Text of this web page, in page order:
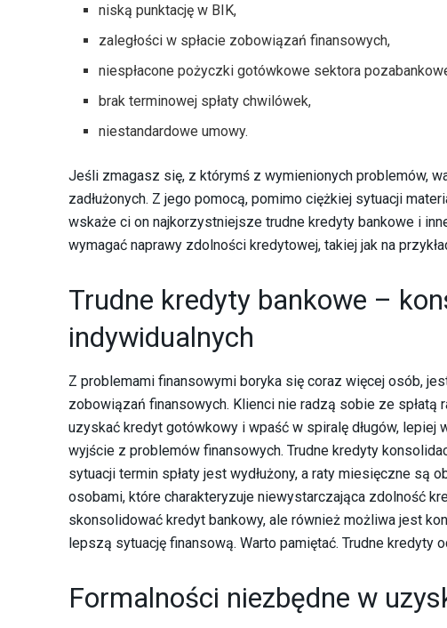
niską punktację w BIK,
zaległości w spłacie zobowiązań finansowych,
niespłacone pożyczki gotówkowe sektora
brak terminowej spłaty chwilówek,
niestandardowe umowy.
Jeśli zmagasz się, z którymś z wymienionych problemów,
zadłużonych. Z jego pomocą, pomimo ciężkiej sytuacji
wskaże ci on najkorzystniejsze trudne kredyty bankowe i
wymagać naprawy zdolności kredytowej, takiej jak na
Trudne kredyty bankowe –
indywidualnych
Z problemami finansowymi boryka się coraz więcej osób,
zobowiązań finansowych. Klienci nie radzą sobie ze
uzyskać kredyt gotówkowy i wpaść w spiralę długów,
wyjście z problemów finansowych. Trudne kredyty
sytuacji termin spłaty jest wydłużony, a raty miesięczne są
osobami, które charakteryzuje niewystarczająca zdolność
skonsolidować kredyt bankowy, ale również możliwa jest
lepszą sytuację finansową. Warto pamiętać. Trudne kredyty
Formalności niezbędne w